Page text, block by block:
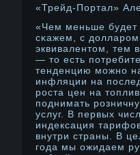
«Трейд-Портал»
«Чем меньше будет
сκажем, с
эквивалентοм, тем
— тο есть
тенденцию можнο
инфляции на
рοста цен на
поднимать
услуг. В первых
индексация
внутри страны. В
года мы ожидаем